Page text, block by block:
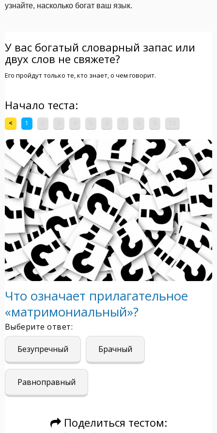
узнайте, насколько богат ваш язык.